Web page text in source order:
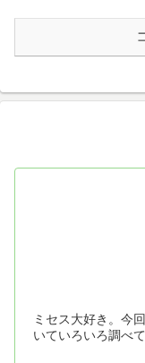
ミセス大好き。今
いていろいろ調べ